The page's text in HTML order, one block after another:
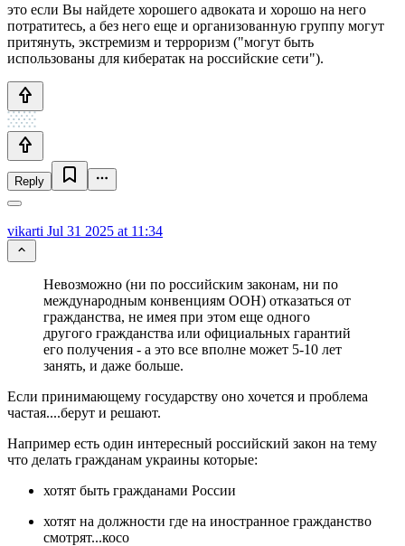
это если Вы найдете хорошего адвоката и хорошо на него
потратитесь, а без него еще и организованную группу могут
притянуть, экстремизм и терроризм ("могут быть
использованы для кибератак на российские сети").
Reply
vikarti Jul 31 2025 at 11:34
Невозможно (ни по российским законам, ни по
международным конвенциям ООН) отказаться от
гражданства, не имея при этом еще одного
другого гражданства или официальных гарантий
его получения - а это все вполне может 5-10 лет
занять, и даже больше.
Если принимающему государству оно хочется и проблема
частая....берут и решают.
Например есть один интересный российский закон на тему
что делать гражданам украины которые:
хотят быть гражданами России
хотят на должности где на иностранное гражданство
смотрят...косо